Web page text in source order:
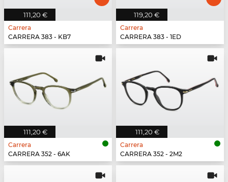
111,20 €
Carrera
CARRERA 383 - KB7
119,20 €
Carrera
CARRERA 383 - 1ED
111,20 €
Carrera
CARRERA 352 - 6AK
111,20 €
Carrera
CARRERA 352 - 2M2